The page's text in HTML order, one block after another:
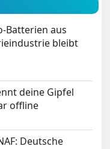
Batterien aus
bleibt
deine Gipfel
offline
Deutsche